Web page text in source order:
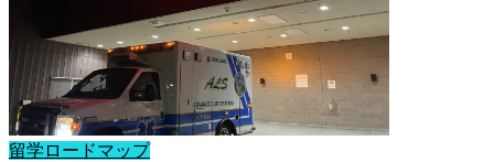
留学ロードマップ